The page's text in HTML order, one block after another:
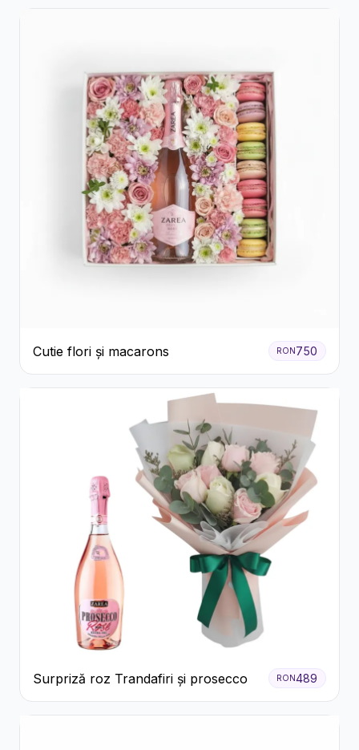
Cutie flori și macarons RON750
Surpriză roz Trandafiri și prosecco RON489